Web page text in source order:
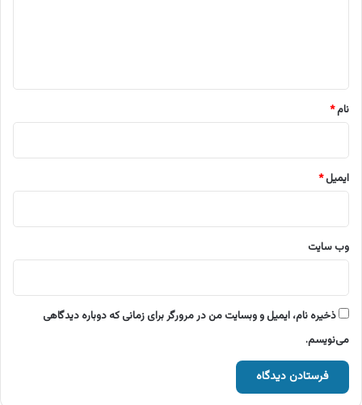
نام*
ایمیل*
وب‌ سایت
ذخیره نام، ایمیل و وبسایت من در مرورگر برای زمانی که دوباره دیدگاهی
می‌نویسم.